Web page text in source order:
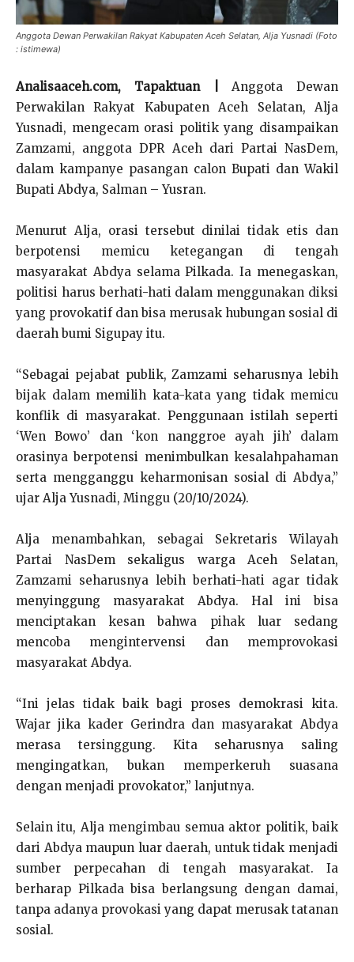
Anggota Dewan Perwakilan Rakyat Kabupaten Aceh Selatan, Alja Yusnadi (Foto
: istimewa)
Analisaaceh.com, Tapaktuan |Anggota Dewan
Perwakilan Rakyat Kabupaten Aceh Selatan, Alja
Yusnadi, mengecam orasi politik yang disampaikan
Zamzami, anggota DPR Aceh dari Partai NasDem,
dalam kampanye pasangan calon Bupati dan Wakil
Bupati Abdya, Salman – Yusran.
Menurut Alja, orasi tersebut dinilai tidak etis dan
berpotensi memicu ketegangan di tengah
masyarakat Abdya selama Pilkada. Ia menegaskan,
politisi harus berhati-hati dalam menggunakan diksi
yang provokatif dan bisa merusak hubungan sosial di
daerah bumi Sigupay itu.
“Sebagai pejabat publik, Zamzami seharusnya lebih
bijak dalam memilih kata-kata yang tidak memicu
konflik di masyarakat. Penggunaan istilah seperti
‘Wen Bowo’ dan ‘kon nanggroe ayah jih’ dalam
orasinya berpotensi menimbulkan kesalahpahaman
serta mengganggu keharmonisan sosial di Abdya,”
ujar Alja Yusnadi, Minggu (20/10/2024).
Alja menambahkan, sebagai Sekretaris Wilayah
Partai NasDem sekaligus warga Aceh Selatan,
Zamzami seharusnya lebih berhati-hati agar tidak
menyinggung masyarakat Abdya. Hal ini bisa
menciptakan kesan bahwa pihak luar sedang
mencoba mengintervensi dan memprovokasi
masyarakat Abdya.
“Ini jelas tidak baik bagi proses demokrasi kita.
Wajar jika kader Gerindra dan masyarakat Abdya
merasa tersinggung. Kita seharusnya saling
mengingatkan, bukan memperkeruh suasana
dengan menjadi provokator,” lanjutnya.
Selain itu, Alja mengimbau semua aktor politik, baik
dari Abdya maupun luar daerah, untuk tidak menjadi
sumber perpecahan di tengah masyarakat. Ia
berharap Pilkada bisa berlangsung dengan damai,
tanpa adanya provokasi yang dapat merusak tatanan
sosial.